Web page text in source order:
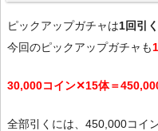
ピックアップガチャは1回引
今回のピックアップガチャも
30,000コイン✕15体＝
全部引くには、450,000コイ